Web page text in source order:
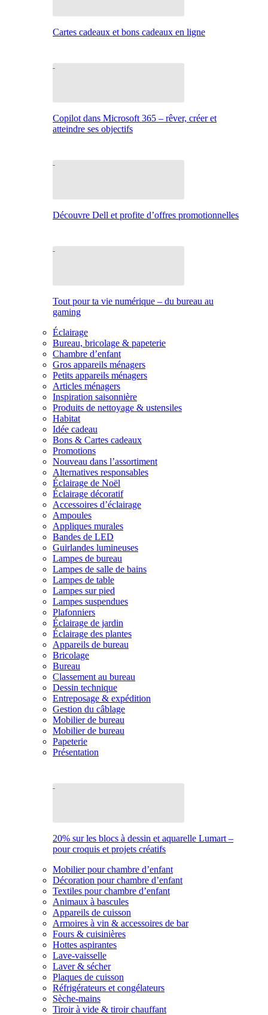
Cartes cadeaux et bons cadeaux en ligne
Copilot dans Microsoft 365 – rêver, créer et
atteindre ses objectifs
Découvre Dell et profite d’offres promotionnelles
Tout pour ta vie numérique – du bureau au
gaming
Éclairage
Bureau, bricolage & papeterie
Chambre d’enfant
Gros appareils ménagers
Petits appareils ménagers
Articles ménagers
Inspiration saisonnière
Produits de nettoyage & ustensiles
Habitat
Idée cadeau
Bons & Cartes cadeaux
Promotions
Nouveau dans l’assortiment
Alternatives responsables
Éclairage de Noël
Éclairage décoratif
Accessoires d’éclairage
Ampoules
Appliques murales
Bandes de LED
Guirlandes lumineuses
Lampes de bureau
Lampes de salle de bains
Lampes de table
Lampes sur pied
Lampes suspendues
Plafonniers
Éclairage de jardin
Éclairage des plantes
Appareils de bureau
Bricolage
Bureau
Classement au bureau
Dessin technique
Entreposage & expédition
Gestion du câblage
Mobilier de bureau
Mobilier de bureau
Papeterie
Présentation
20% sur les blocs à dessin et aquarelle Lumart –
pour croquis et projets créatifs
Mobilier pour chambre d’enfant
Décoration pour chambre d’enfant
Textiles pour chambre d’enfant
Animaux à bascules
Appareils de cuisson
Armoires à vin & accessoires de bar
Fours & cuisinières
Hottes aspirantes
Lave-vaisselle
Laver & sécher
Plaques de cuisson
Réfrigérateurs et congélateurs
Sèche-mains
Tiroir à vide & tiroir chauffant